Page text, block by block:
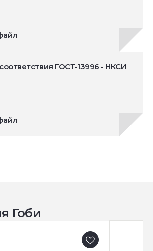
ГОСТ-13996 - НКСИ
Гоби